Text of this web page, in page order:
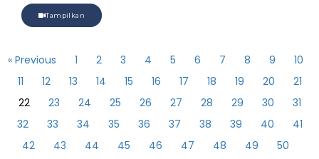
Tampilkan
« Previous 1 2 3 4 5 6 7 8 9
10
11
12 13 14 15 16 17 18 19 20
21
22
23 24 25 26 27 28 29 30
31
32
33 34 35 36 37 38 39 40
41
42
43 44 45 46 47 48 49
50